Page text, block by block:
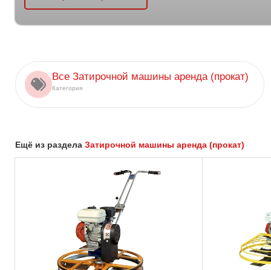
Все Затирочной машины аренда (прокат)
Категория
Ещё из раздела Затирочной машины аренда (прокат)